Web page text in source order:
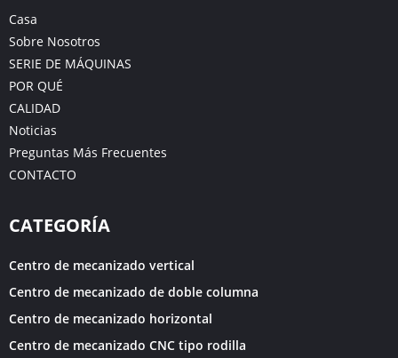
Casa
Sobre Nosotros
SERIE DE MÁQUINAS
POR QUÉ
CALIDAD
Noticias
Preguntas Más Frecuentes
CONTACTO
CATEGORÍA
Centro de mecanizado vertical
Centro de mecanizado de doble columna
Centro de mecanizado horizontal
Centro de mecanizado CNC tipo rodilla